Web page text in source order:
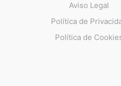
Aviso Legal
Política de
Política de